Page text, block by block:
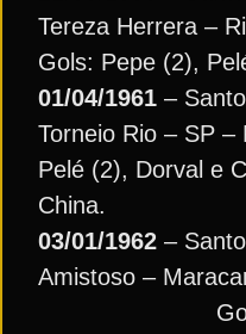
Tereza Herrera –
Gols: Pepe (2),
01/04/1961 –
Torneio Rio – SP
Pelé (2), Dorval e
China.
03/01/1962 –
Amistoso –
Gols: